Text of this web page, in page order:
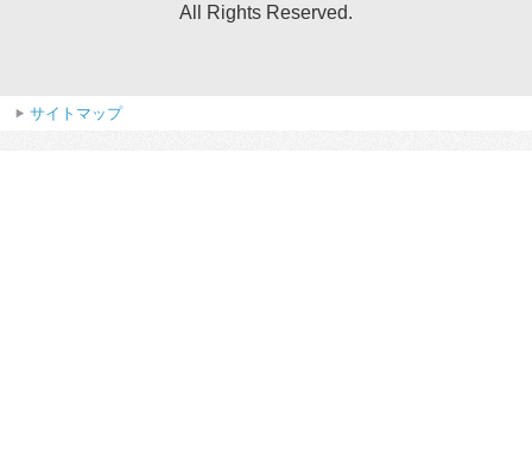
All Rights Reserved.
サイトマップ